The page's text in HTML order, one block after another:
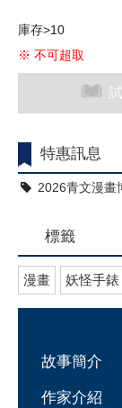
庫存>10
※ 不可超取
特惠訊息
2026青文漫畫
標籤
漫畫 妖怪手錶
故事簡介
作家介紹